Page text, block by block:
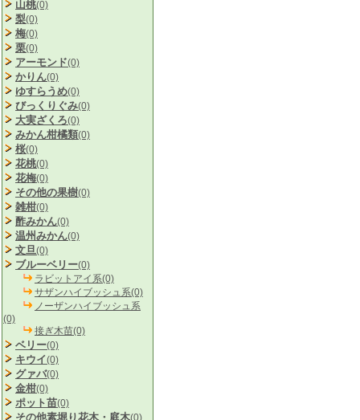
山桃(0)
梨(0)
梅(0)
栗(0)
アーモンド(0)
かりん(0)
ゆすらうめ(0)
びっくりぐみ(0)
大実ざくろ(0)
みかん柑橘類(0)
桜(0)
花桃(0)
花梅(0)
その他の果樹(0)
雑柑(0)
酢みかん(0)
温州みかん(0)
文旦(0)
ブルーベリー(0)
ラビットアイ系(0)
サザンハイブッシュ系(0)
ノーザンハイブッシュ系
(0)
接ぎ木苗(0)
ベリー(0)
キウイ(0)
グァバ(0)
金柑(0)
ポット苗(0)
その他素堀り花木・庭木(0)